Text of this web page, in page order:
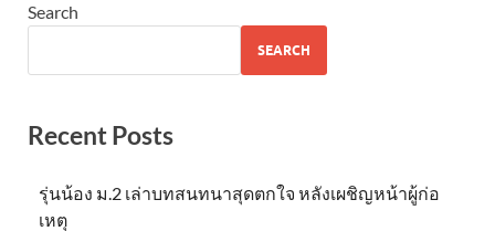
Search
SEARCH
Recent Posts
รุ่นน้อง ม.2 เล่าบทสนทนาสุดตกใจ หลังเผชิญหน้าผู้ก่อ
เหตุ